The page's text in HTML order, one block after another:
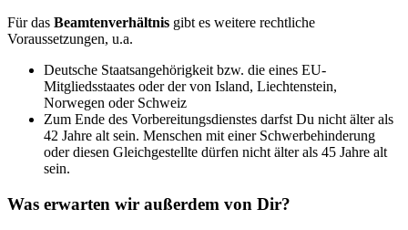
Für das Beamtenverhältnis gibt es weitere rechtliche
Voraussetzungen, u.a.
Deutsche Staatsangehörigkeit bzw. die eines EU-
Mitgliedsstaates oder der von Island, Liechtenstein,
Norwegen oder Schweiz
Zum Ende des Vorbereitungsdienstes darfst Du nicht älter als
42 Jahre alt sein. Menschen mit einer Schwerbehinderung
oder diesen Gleichgestellte dürfen nicht älter als 45 Jahre alt
sein.
Was erwarten wir außerdem von Dir?